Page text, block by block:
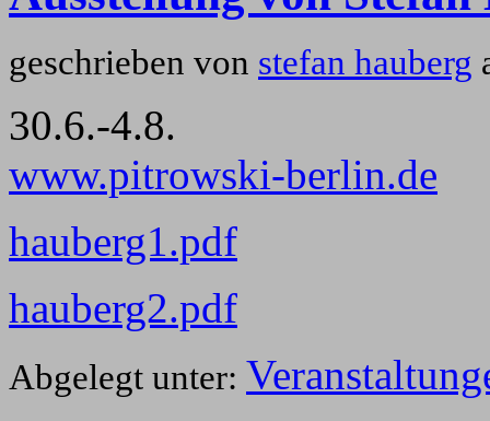
geschrieben von stefan hauberg
30.6.-4.8.
www.pitrowski-berlin.de
hauberg1.pdf
hauberg2.pdf
Abgelegt unter: